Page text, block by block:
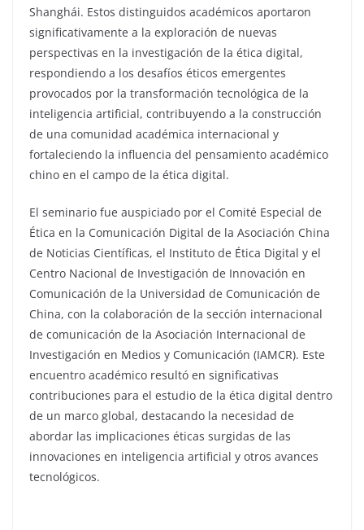
Shanghái. Estos distinguidos académicos aportaron
significativamente a la exploración de nuevas
perspectivas en la investigación de la ética digital,
respondiendo a los desafíos éticos emergentes
provocados por la transformación tecnológica de la
inteligencia artificial, contribuyendo a la construcción
de una comunidad académica internacional y
fortaleciendo la influencia del pensamiento académico
chino en el campo de la ética digital.
El seminario fue auspiciado por el Comité Especial de
Ética en la Comunicación Digital de la Asociación China
de Noticias Científicas, el Instituto de Ética Digital y el
Centro Nacional de Investigación de Innovación en
Comunicación de la Universidad de Comunicación de
China, con la colaboración de la sección internacional
de comunicación de la Asociación Internacional de
Investigación en Medios y Comunicación (IAMCR). Este
encuentro académico resultó en significativas
contribuciones para el estudio de la ética digital dentro
de un marco global, destacando la necesidad de
abordar las implicaciones éticas surgidas de las
innovaciones en inteligencia artificial y otros avances
tecnológicos.